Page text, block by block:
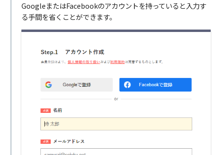
GoogleまたはFacebookのアカウントを持っていると入力す
る手間を省くことができます。